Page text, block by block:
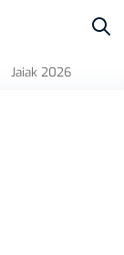
Jaiak 2026